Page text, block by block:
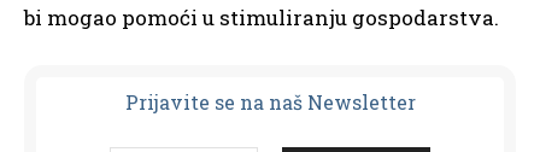
bi mogao pomoći u stimuliranju gospodarstva.
Prijavite se na naš Newsletter